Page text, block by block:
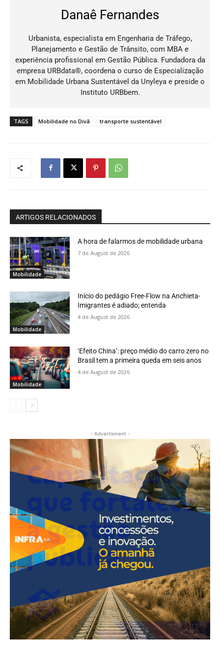
Danaê Fernandes
Urbanista, especialista em Engenharia de Tráfego,
Planejamento e Gestão de Trânsito, com MBA e
experiência profissional em Gestão Pública. Fundadora da
empresa URBdata®, coordena o curso de Especialização
em Mobilidade Urbana Sustentável da Unyleya e preside o
Instituto URBbem.
TAGS Mobilidade no Divã transporte sustentável
ARTIGOS RELACIONADOS
Mobilidade
A hora de falarmos de mobilidade urbana
7 de August de 2026
Mobilidade
Início do pedágio Free-Flow na Anchieta-
Imigrantes é adiado; entenda
4 de August de 2026
Mobilidade
‘Efeito China’: preço médio do carro zero no
Brasil tem a primeira queda em seis anos
4 de August de 2026
- Advertisment -